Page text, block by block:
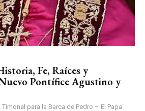
Fe, Raíces y
Pontífice Agustino y
para la Barca de Pedro – El Papa